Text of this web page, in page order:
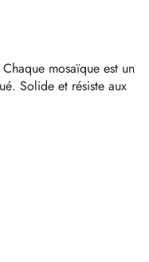
Chaque mosaïque est un
Solide et résiste aux